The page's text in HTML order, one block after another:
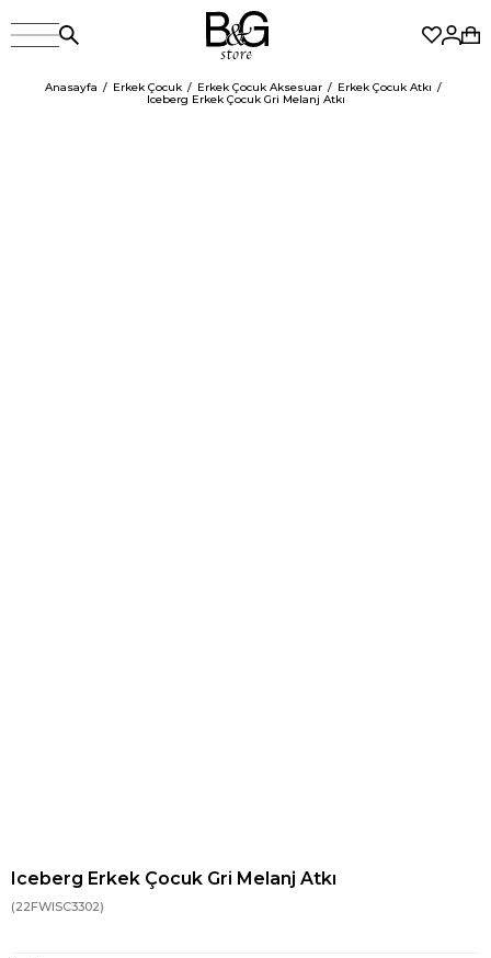
Anasayfa Erkek Çocuk Erkek Çocuk Aksesuar
Erkek Çocuk Atkı
Iceberg Erkek Çocuk Gri Melanj Atkı
Iceberg Erkek Çocuk Gri Melanj Atkı
(22FWISC3302)